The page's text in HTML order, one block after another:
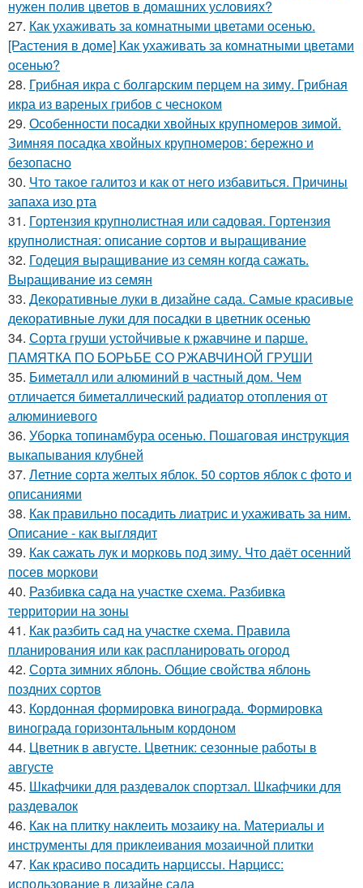
нужен полив цветов в домашних условиях?
27. Как ухаживать за комнатными цветами осенью.
[Растения в доме] Как ухаживать за комнатными цветами
осенью?
28. Грибная икра с болгарским перцем на зиму. Грибная
икра из вареных грибов с чесноком
29. Особенности посадки хвойных крупномеров зимой.
Зимняя посадка хвойных крупномеров: бережно и
безопасно
30. Что такое галитоз и как от него избавиться. Причины
запаха изо рта
31. Гортензия крупнолистная или садовая. Гортензия
крупнолистная: описание сортов и выращивание
32. Годеция выращивание из семян когда сажать.
Выращивание из семян
33. Декоративные луки в дизайне сада. Самые красивые
декоративные луки для посадки в цветник осенью
34. Сорта груши устойчивые к ржавчине и парше.
ПАМЯТКА ПО БОРЬБЕ СО РЖАВЧИНОЙ ГРУШИ
35. Биметалл или алюминий в частный дом. Чем
отличается биметаллический радиатор отопления от
алюминиевого
36. Уборка топинамбура осенью. Пошаговая инструкция
выкапывания клубней
37. Летние сорта желтых яблок. 50 сортов яблок с фото и
описаниями
38. Как правильно посадить лиатрис и ухаживать за ним.
Описание - как выглядит
39. Как сажать лук и морковь под зиму. Что даёт осенний
посев моркови
40. Разбивка сада на участке схема. Разбивка
территории на зоны
41. Как разбить сад на участке схема. Правила
планирования или как распланировать огород
42. Сорта зимних яблонь. Общие свойства яблонь
поздних сортов
43. Кордонная формировка винограда. Формировка
винограда горизонтальным кордоном
44. Цветник в августе. Цветник: сезонные работы в
августе
45. Шкафчики для раздевалок спортзал. Шкафчики для
раздевалок
46. Как на плитку наклеить мозаику на. Материалы и
инструменты для приклеивания мозаичной плитки
47. Как красиво посадить нарциссы. Нарцисс:
использование в дизайне сада